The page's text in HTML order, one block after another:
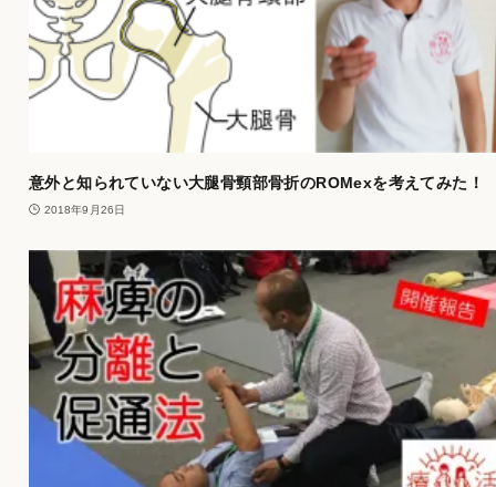
意外と知られていない大腿骨頸部骨折のROMexを考えてみた！
2018年9月26日